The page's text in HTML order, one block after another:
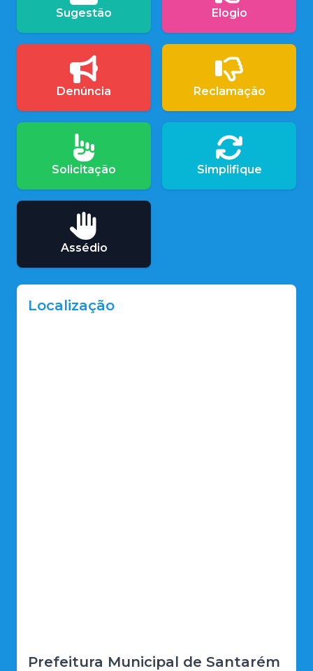
Sugestão Elogio
Denúncia Reclamação
Solicitação Simplifique
Assédio
Localização
Prefeitura Municipal de Santarém